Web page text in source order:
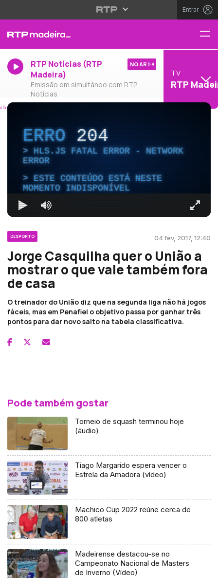
Entrar
RTP Notícias (RTP
Madeira)
Emissão em simultâneo com RTP
Notícias
NO AR
TV
RTP
ERRO204
HLS.JS FATAL ERROR - NETWORK
ERROR
ESTE CONTEÚDO ESTÁ NESTE
MOMENTO INDISPONÍVEL
DESPORTO 04 fev, 2017, 12:40
Jorge Casquilha quer o União a
mostrar o que vale também fora
de casa
O treinador do União diz que na segunda liga não há jogos
fáceis, mas em Penafiel o objetivo passa por ganhar três
pontos para dar novo salto na tabela classificativa.
Pode também gostar
Torneio de squash terminou hoje
(áudio)
Tiago Margarido espera vencer o
Estrela da Amadora (vídeo)
Machico Cup 2022 reúne cerca de
800 atletas
Madeirense destacou-se no
Campeonato Nacional de Masters
de Inverno (Vídeo)